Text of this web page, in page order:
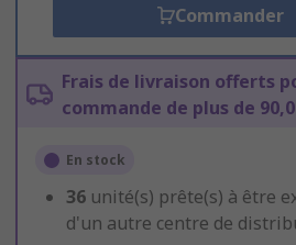
Commander
Frais de livraison offerts
commande de plus de
En stock
36 unité(s) prête(s) à être
d'un autre centre de